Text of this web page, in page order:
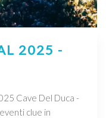
2025 -
Cave Del Duca -
clue in